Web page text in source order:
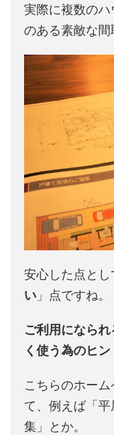
実際に複数の
のある素敵な間
安心した点とし
い 」点ですね。
ご利用になら
く使う為のヒン
こちらのホー
て、例えば「
集」とか。